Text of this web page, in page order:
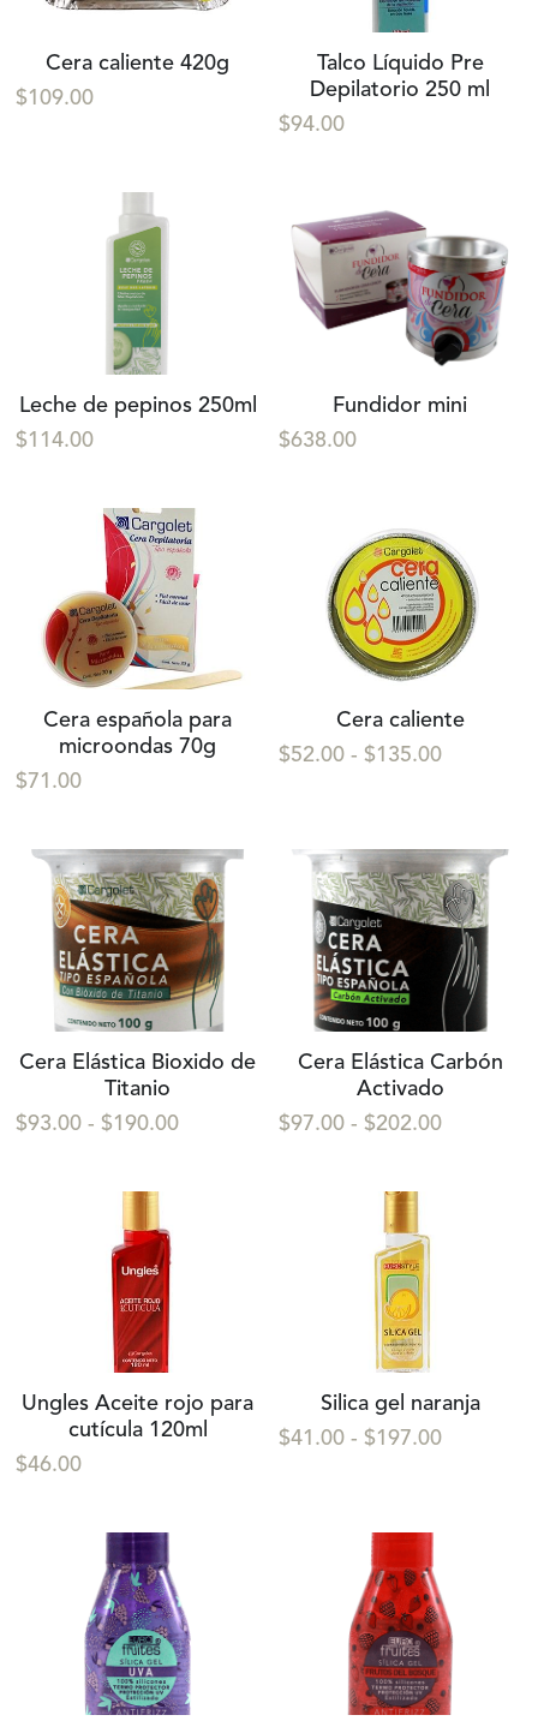
Cera caliente 420g
$109.00
Talco Líquido Pre
Depilatorio 250 ml
$94.00
Leche de pepinos 250ml
$114.00
Fundidor mini
$638.00
Cera española para
microondas 70g
$71.00
Cera caliente
$52.00 - $135.00
Cera Elástica Bioxido de
Titanio
$93.00 - $190.00
Cera Elástica Carbón
Activado
$97.00 - $202.00
Ungles Aceite rojo para
cutícula 120ml
$46.00
Silica gel naranja
$41.00 - $197.00